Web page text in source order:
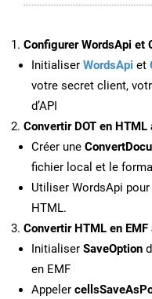
Configurer WordsApi et
Initialiser WordsApi et
votre secret client,
d’API
Convertir DOT en HTML
Créer une
fichier local et le
Utiliser WordsApi
HTML.
Convertir HTML en
Initialiser SaveOption
en EMF
Appeler